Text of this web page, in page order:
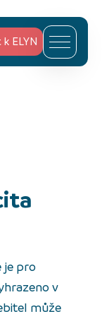
ELYN
je pro
v
může